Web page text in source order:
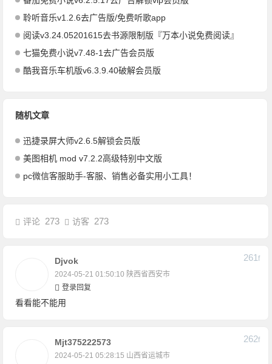
聆听音乐v1.2.6去广告版/免费听歌app
阅读v3.24.05201615去书源限制版『万本小说免费阅读』
七猫免费小说v7.48-1去广告会员版
酷我音乐车机版v6.3.9.40破解会员版
随机文章
迅捷录屏大师v2.6.5解锁会员版
美图相机 mod v7.2.2高级特别中文版
pc微信客服助手-客服、销售必备实用小工具！
评论273 访客273
Djvok
2024-05-21 01:50:10 陕西省西安市
261F
登录回复
看看能不能用
Mjt375222573
2024-05-21 05:28:15 山西省运城市
262F